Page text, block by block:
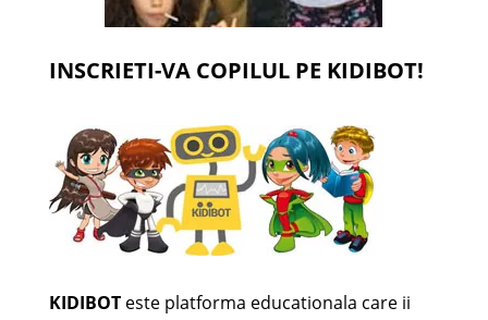
INSCRIETI-VA COPILUL PE KIDIBOT!
KIDIBOTeste platforma educationala care ii